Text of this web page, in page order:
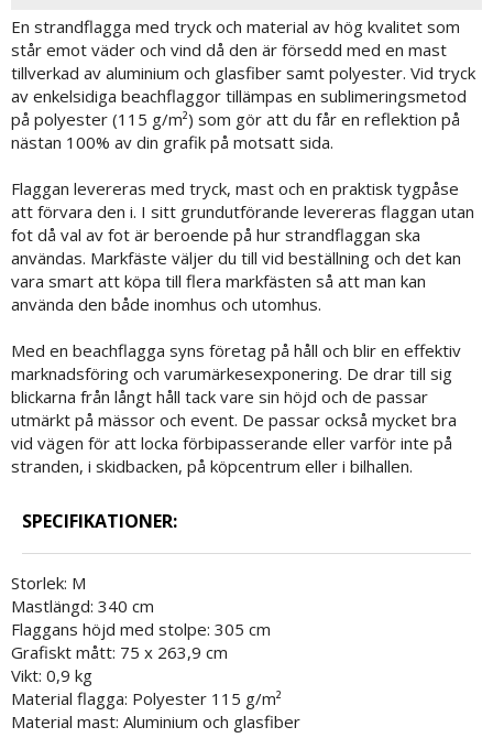
En strandflagga med tryck och material av hög kvalitet som
står emot väder och vind då den är försedd med en mast
tillverkad av aluminium och glasfiber samt polyester. Vid tryck
av enkelsidiga beachflaggor tillämpas en sublimeringsmetod
på polyester (115 g/m²) som gör att du får en reflektion på
nästan 100% av din grafik på motsatt sida.
Flaggan levereras med tryck, mast och en praktisk tygpåse
att förvara den i. I sitt grundutförande levereras flaggan utan
fot då val av fot är beroende på hur strandflaggan ska
användas. Markfäste väljer du till vid beställning och det kan
vara smart att köpa till flera markfästen så att man kan
använda den både inomhus och utomhus.
Med en beachflagga syns företag på håll och blir en effektiv
marknadsföring och varumärkesexponering. De drar till sig
blickarna från långt håll tack vare sin höjd och de passar
utmärkt på mässor och event. De passar också mycket bra
vid vägen för att locka förbipasserande eller varför inte på
stranden, i skidbacken, på köpcentrum eller i bilhallen.
SPECIFIKATIONER:
Storlek: M
Mastlängd: 340 cm
Flaggans höjd med stolpe: 305 cm
Grafiskt mått: 75 x 263,9 cm
Vikt: 0,9 kg
Material flagga: Polyester 115 g/m²
Material mast: Aluminium och glasfiber